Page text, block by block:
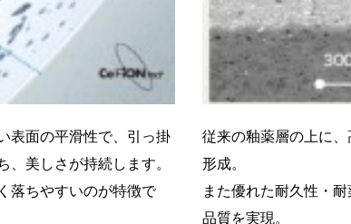
表面の平滑性で、引っ掛
美しさが持続します。
落ちやすいのが特徴で
従来の釉薬層の上に
形成。
また優れた耐久性・
品質を実現。